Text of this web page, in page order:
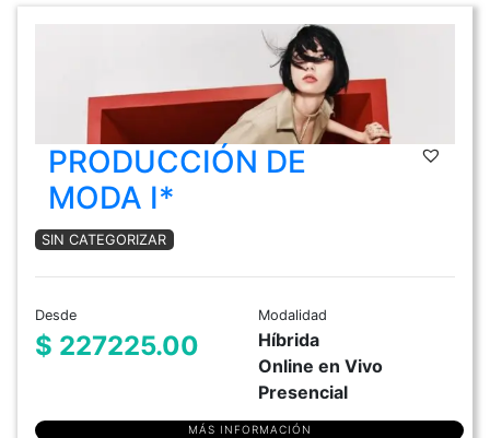
PRODUCCIÓN DE
MODA I*
SIN CATEGORIZAR
Desde
$ 227225.00
Modalidad
Híbrida
Online en Vivo
Presencial
MÁS INFORMACIÓN